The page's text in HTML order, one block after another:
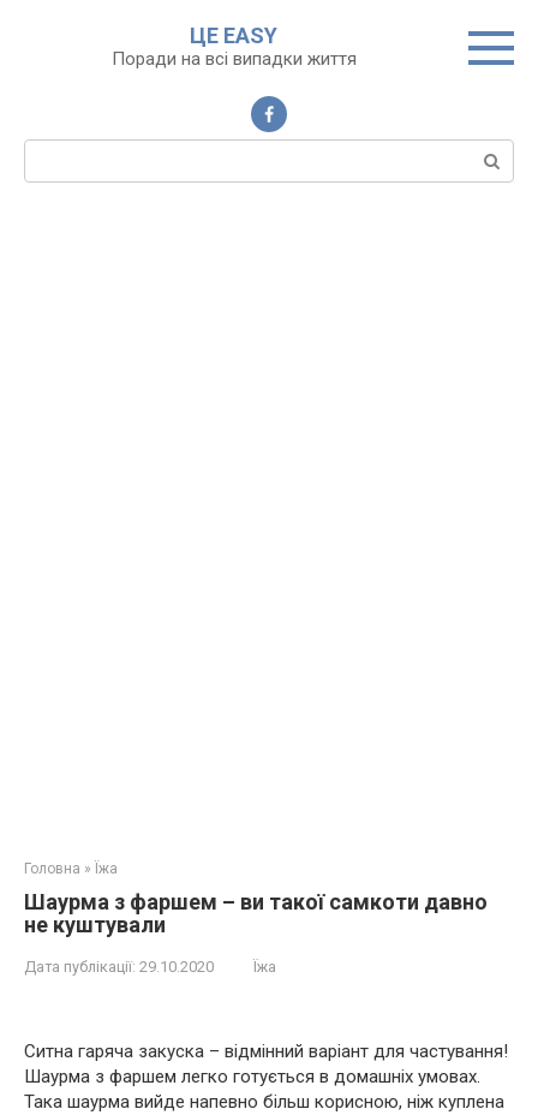
ЦЕ EASY
Поради на всі випадки життя
Пошук:
Головна » Їжа
Шаурма з фаршем – ви такої самкоти давно
не куштували
Дата публікації: 29.10.2020 Їжа
Ситна гаряча закуска – відмінний варіант для частування!
Шаурма з фаршем легко готується в домашніх умовах.
Така шаурма вийде напевно більш корисною, ніж куплена